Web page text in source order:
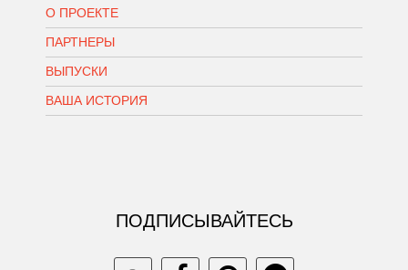
О ПРОЕКТЕ
ПАРТНЕРЫ
ВЫПУСКИ
ВАША ИСТОРИЯ
ПОДПИСЫВАЙТЕСЬ